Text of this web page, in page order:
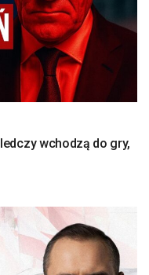
wchodzą do gry,